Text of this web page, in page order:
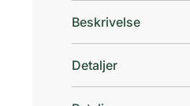
Beskrivelse
Detaljer